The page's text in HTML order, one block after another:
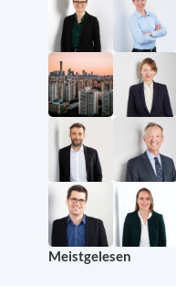
Meistgelesen